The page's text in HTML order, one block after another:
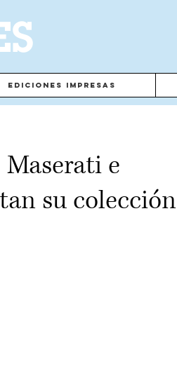
Ediciones Impresas
e
su colección